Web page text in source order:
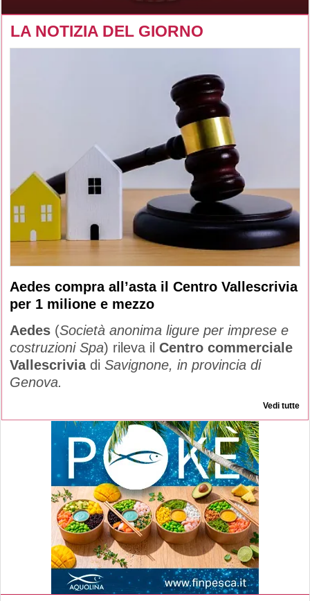
LA NOTIZIA DEL GIORNO
Aedes compra all’asta il Centro Vallescrivia
per 1 milione e mezzo
Aedes (Società anonima ligure per imprese e
costruzioni Spa) rileva il Centro commerciale
Vallescriviadi Savignone, in provincia di
Genova.
Vedi tutte